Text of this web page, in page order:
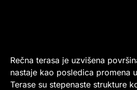
Rečna terasa je uzvišena
nastaje kao posledica promena
Terase su stepenaste strukture